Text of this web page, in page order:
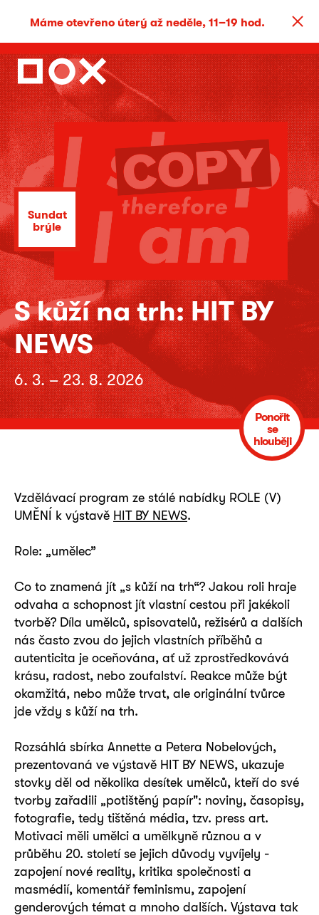
Máme otevřeno úterý až neděle, 11–19 hod.
Sundat
brýle
S kůží na trh: HIT BY
NEWS
6. 3. – 23. 8. 2026
Ponořit
se
hlouběji
Vzdělávací program ze stálé nabídky ROLE (V)
UMĚNÍ k výstavě HIT BY NEWS.
Role: „umělec”
Co to znamená jít „s kůží na trh“? Jakou roli hraje
odvaha a schopnost jít vlastní cestou při jakékoli
tvorbě? Díla umělců, spisovatelů, režisérů a dalších
nás často zvou do jejich vlastních příběhů a
autenticita je oceňována, ať už zprostředkovává
krásu, radost, nebo zoufalství. Reakce může být
okamžitá, nebo může trvat, ale originální tvůrce
jde vždy s kůží na trh.
Rozsáhlá sbírka Annette a Petera Nobelových,
prezentovaná ve výstavě HIT BY NEWS, ukazuje
stovky děl od několika desítek umělců, kteří do své
tvorby zařadili „potištěný papír": noviny, časopisy,
fotografie, tedy tištěná média, tzv. press art.
Motivaci měli umělci a umělkyně různou a v
průběhu 20. století se jejich důvody vyvíjely -
zapojení nové reality, kritika společnosti a
masmédií, komentář feminismu, zapojení
genderových témat a mnoho dalších. Výstava tak